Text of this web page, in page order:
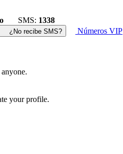
SMS: 1338
¿No recibe SMS? Números VIP
your profile.